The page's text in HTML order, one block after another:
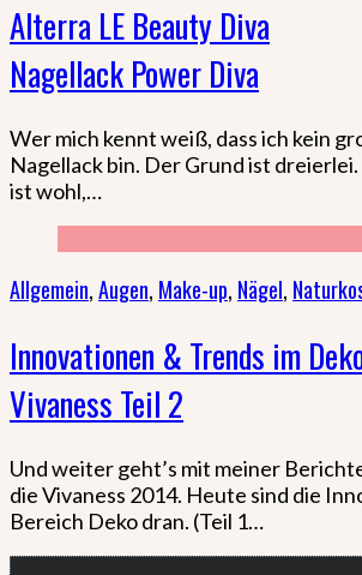
Alterra LE Beauty Diva
Nagellack Power Diva
Wer mich kennt weiß, dass ich kein
Nagellack bin. Der Grund ist
ist wohl,…
Allgemein,Augen, Make-up, Nägel,
Innovationen & Trends im
Vivaness Teil 2
Und weiter geht’s mit meiner
die Vivaness 2014. Heute sind die
Bereich Deko dran. (Teil 1…